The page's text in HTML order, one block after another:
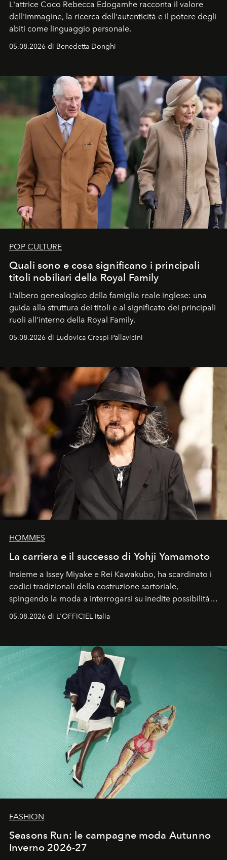
L'attrice Coco Rebecca Edogamhe racconta il valore
dell'immagine, la ricerca dell'autenticità e il potere degli
abiti come linguaggio personale.
05.08.2026 di Benedetta Donghi
POP CULTURE
Quali sono e cosa significano i principali
titoli nobiliari della Royal Family
L’albero genealogico della famiglia reale inglese: una
guida alla struttura dei titoli e al significato dei principali
ruoli all’interno della Royal Family.
05.08.2026 di Ludovica Crespi-Pallavicini
HOMMES
La carriera e il successo di Yohji Yamamoto
Insieme a Issey Miyake e Rei Kawakubo, ha scardinato i
codici tradizionali della costruzione sartoriale,
spingendo la moda a interrogarsi su inedite possibilità
formali e a ridefinire il concetto stesso di silhouette.
un’impronta indelebile nella storia della moda.
05.08.2026 di L'OFFICIEL Italia
FASHION
Seasons Run: le campagne moda Autunno
Inverno 2026-27